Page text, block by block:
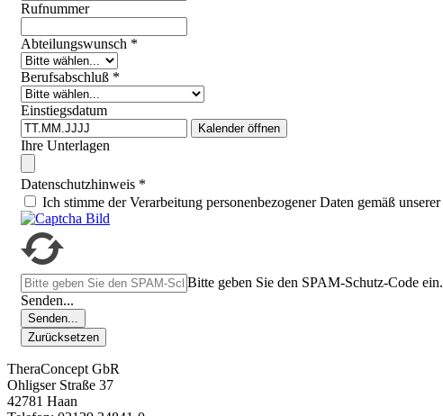
Rufnummer
Abteilungswunsch *
Berufsabschluß *
Einstiegsdatum
Kalender öffnen
Ihre Unterlagen
Datenschutzhinweis *
Ich stimme der Verarbeitung personenbezogener Daten gemäß unserer
Bitte geben Sie den SPAM-Schutz-Code ein.
Senden...
Senden...
Zurücksetzen
TheraConcept GbR
Ohligser Straße 37
42781 Haan